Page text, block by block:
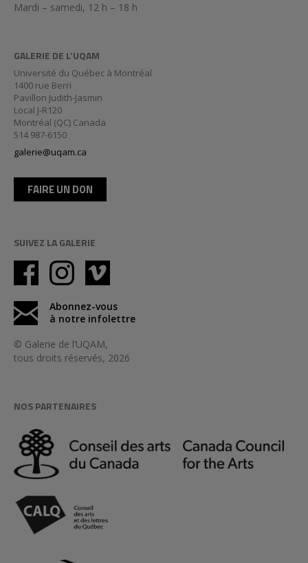
Mardi – samedi, 12 h – 18 h
GALERIE DE L’UQAM
Université du Québec à Montréal
1400 rue Berri
Pavillon Judith-Jasmin
Local J-R120
Montréal (QC) Canada
514 987-6150
galerie@uqam.ca
FAIRE UN DON
SUIVEZ LA GALERIE
Abonnez-vous
à notre infolettre
© Galerie de l’UQAM,
tous droits réservés, 2026
NOS PARTENAIRES